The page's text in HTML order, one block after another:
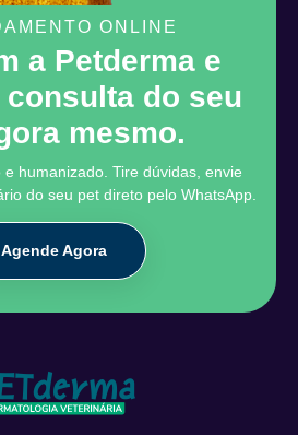
ONLINE
a Petderma e
consulta do seu
mesmo.
humanizado. Tire dúvidas, envie
do seu pet direto pelo WhatsApp.
Agende Agora